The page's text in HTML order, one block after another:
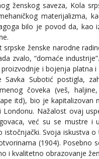
ženskog saveza, Kola
materijalizma,
bilo je povod da, kao
ženske narodne
zvalo, “domaće
i bojenja platna
Subotić postigla,
čoveka (veš,
itd), bio je
Nažalost ovaj
već su se mustre i
istočnjački. Svoja iskustva
(1904). Posebno
i kvalitetno obrazovanje